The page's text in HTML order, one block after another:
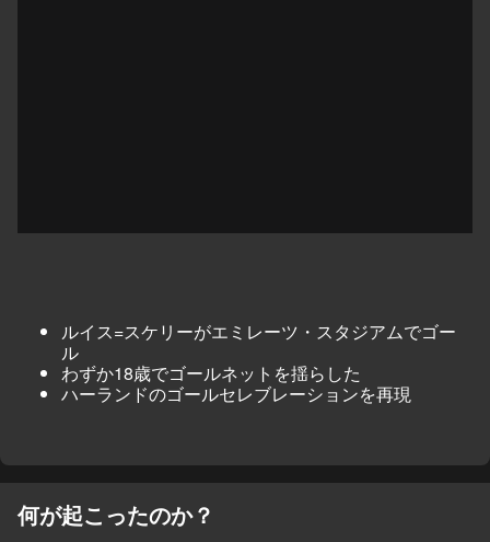
ルイス=スケリーがエミレーツ・スタジアムでゴー
ル
わずか18歳でゴールネットを揺らした
ハーランドのゴールセレブレーションを再現
何が起こったのか？